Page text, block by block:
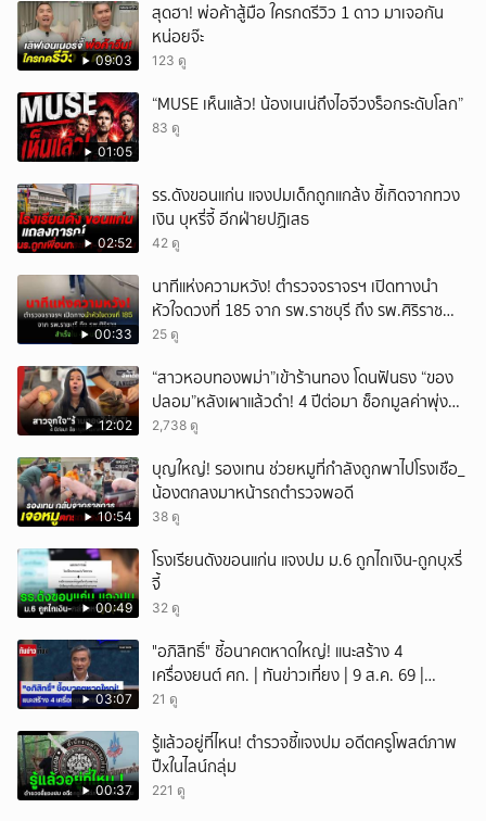
09:03
สุดฮา! พ่อค้าสู้มือ ใครกดรีวิว 1 ดาว มาเจอกัน
หน่อยจ๊ะ
123 ดู
01:05
“MUSE เห็นแล้ว! น้องเนเน่ถึงไอจีวงร็อกระดับโลก”
83 ดู
02:52
รร.ดังขอนแก่น แจงปมเด็กถูกแกล้ง ชี้เกิดจากทวง
เงิน บุหรี่จี้ อีกฝ่ายปฏิเสธ
42 ดู
00:33
นาทีแห่งความหวัง! ตำรวจจราจรฯ เปิดทางนำ
หัวใจดวงที่ 185 จาก รพ.ราชบุรี ถึง รพ.ศิริราช
สำเร็จใน 48 นาที
25 ดู
12:02
“สาวหอบทองพม่า”เข้าร้านทอง โดนฟันธง “ของ
ปลอม”หลังเผาแล้วดำ! 4 ปีต่อมา ช็อกมูลค่าพุ่ง
มหาศาล!
2,738 ดู
10:54
บุญใหญ่! รองเทน ช่วยหมูที่กำลังถูกพาไปโรงเชือ_
น้องตกลงมาหน้ารถตำรวจพอดี
38 ดู
00:49
โรงเรียนดังขอนแก่น แจงปม ม.6 ถูกไถเงิน-ถูกบุxรี่
จี้
32 ดู
03:07
"อภิสิทธิ์" ชี้อนาคตหาดใหญ่! แนะสร้าง 4
เครื่องยนต์ ศก. | ทันข่าวเที่ยง | 9 ส.ค. 69 |
NationTV22
21 ดู
00:37
รู้แล้วอยู่ที่ไหน! ตำรวจชี้แจงปม อดีตครูโพสต์ภาพ
ปืxในไลน์กลุ่ม
221 ดู